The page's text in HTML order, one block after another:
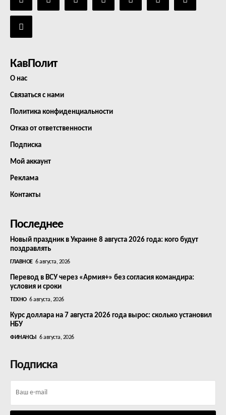
КавПолит
О нас
Связаться с нами
Политика конфиденциальности
Отказ от ответственности
Подписка
Мой аккаунт
Реклама
Контакты
Последнее
Новый праздник в Украине 8 августа 2026 года: кого будут
поздравлять
ГЛАВНОЕ 6 августа, 2026
Перевод в ВСУ через «Армия+» без согласия командира:
условия и сроки
ТЕХНО 6 августа, 2026
Курс доллара на 7 августа 2026 года вырос: сколько установил
НБУ
ФИНАНСЫ 6 августа, 2026
Подписка